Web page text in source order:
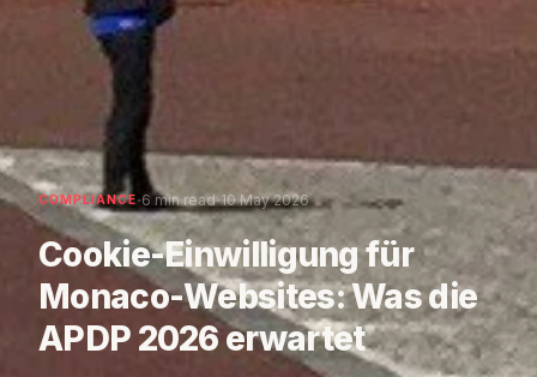
COMPLIANCE·6 min read·10 May 2026
Cookie-Einwilligung für
Monaco-Websites: Was die
APDP 2026 erwartet